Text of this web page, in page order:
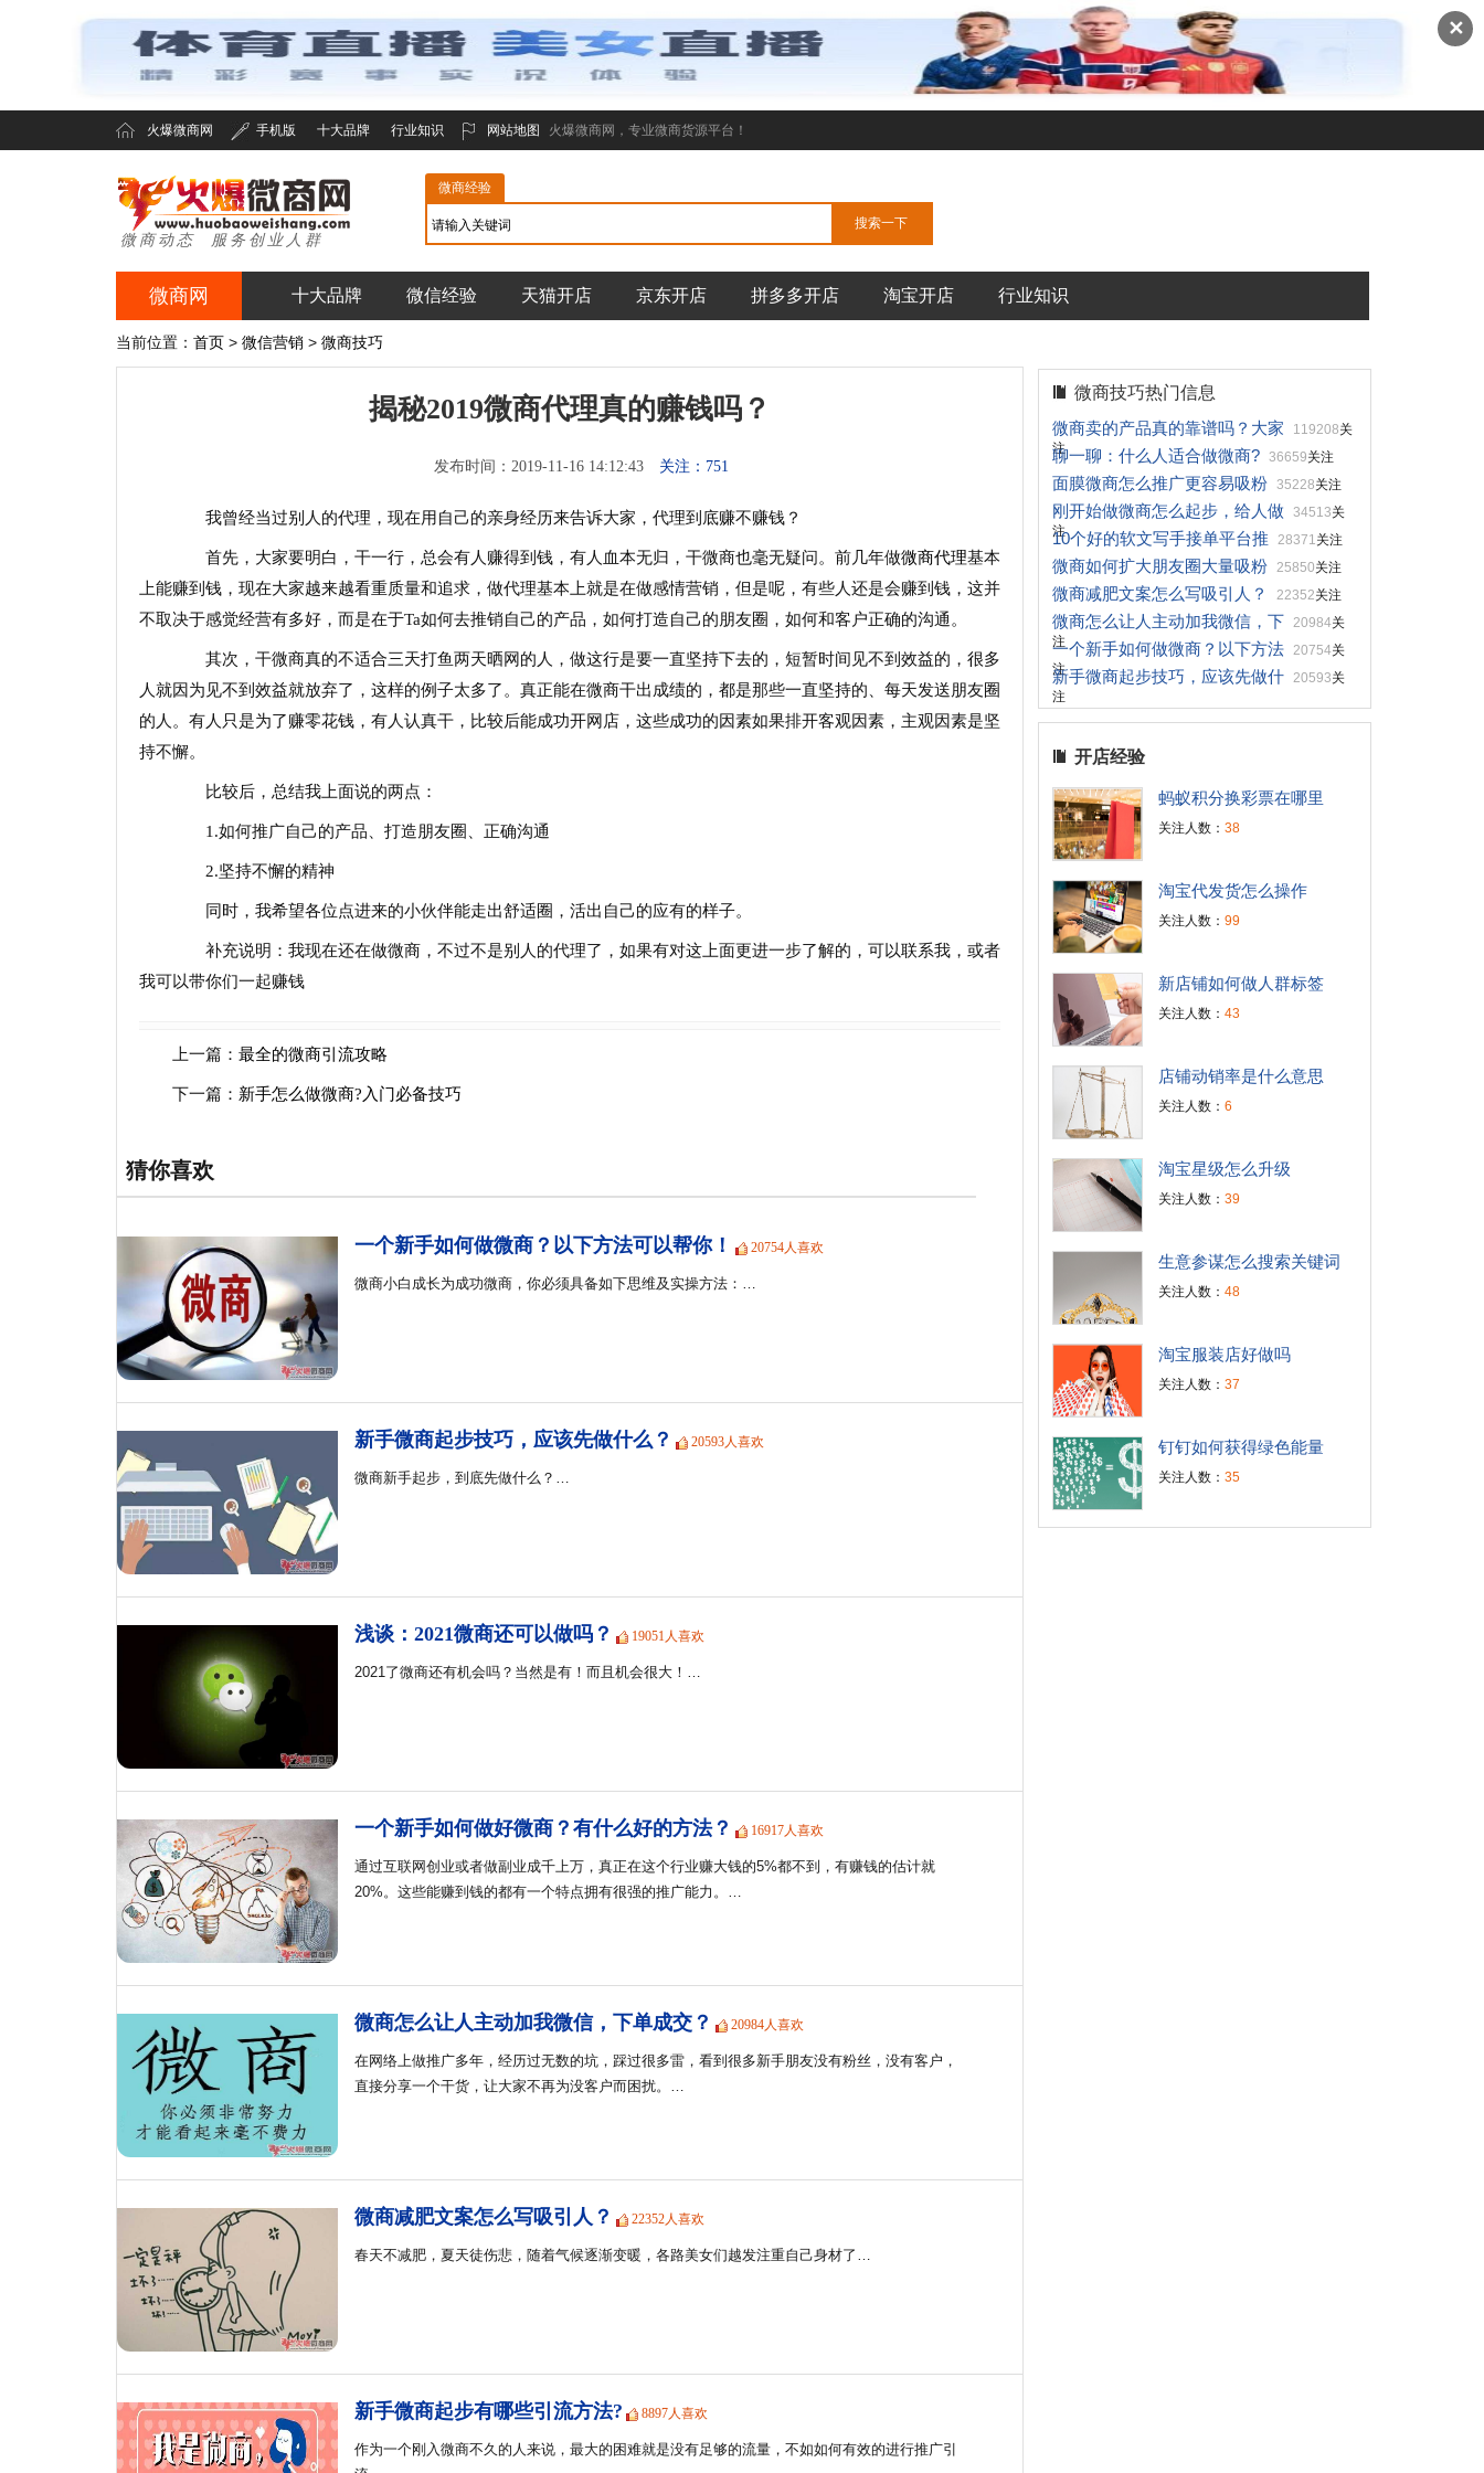
✕
火爆微商网 手机版 十大品牌 行业知识 网站地图 火爆微商网，专业微商货源平台！
火爆微商网
微商动态 服务创业人群
微商经验
微商网 十大品牌 微信经验 天猫开店 京东开店 拼多多开店 淘宝开店 行业知识
当前位置： 首页> 微信营销> 微商技巧
揭秘2019微商代理真的赚钱吗？
发布时间：2019-11-16 14:12:43 关注：751
我曾经当过别人的代理，现在用自己的亲身经历来告诉大家，代理到底赚不赚钱？
首先，大家要明白，干一行，总会有人赚得到钱，有人血本无归，干微商也毫无疑问。前几年做微商代理基本
上能赚到钱，现在大家越来越看重质量和追求，做代理基本上就是在做感情营销，但是呢，有些人还是会赚到钱，这并
不取决于感觉经营有多好，而是在于Ta如何去推销自己的产品，如何打造自己的朋友圈，如何和客户正确的沟通。
其次，干微商真的不适合三天打鱼两天晒网的人，做这行是要一直坚持下去的，短暂时间见不到效益的，很多
人就因为见不到效益就放弃了，这样的例子太多了。真正能在微商干出成绩的，都是那些一直坚持的、每天发送朋友圈
的人。有人只是为了赚零花钱，有人认真干，比较后能成功开网店，这些成功的因素如果排开客观因素，主观因素是坚
持不懈。
比较后，总结我上面说的两点：
1.如何推广自己的产品、打造朋友圈、正确沟通
2.坚持不懈的精神
同时，我希望各位点进来的小伙伴能走出舒适圈，活出自己的应有的样子。
补充说明：我现在还在做微商，不过不是别人的代理了，如果有对这上面更进一步了解的，可以联系我，或者
我可以带你们一起赚钱
上一篇： 最全的微商引流攻略
下一篇： 新手怎么做微商?入门必备技巧
猜你喜欢
一个新手如何做微商？以下方法可以帮你！ 20754人喜欢
微商小白成长为成功微商，你必须具备如下思维及实操方法：…
新手微商起步技巧，应该先做什么？ 20593人喜欢
微商新手起步，到底先做什么？…
浅谈：2021微商还可以做吗？ 19051人喜欢
2021了微商还有机会吗？当然是有！而且机会很大！…
一个新手如何做好微商？有什么好的方法？ 16917人喜欢
通过互联网创业或者做副业成千上万，真正在这个行业赚大钱的5%都不到，有赚钱的估计就
20%。这些能赚到钱的都有一个特点拥有很强的推广能力。…
微商怎么让人主动加我微信，下单成交？ 20984人喜欢
在网络上做推广多年，经历过无数的坑，踩过很多雷，看到很多新手朋友没有粉丝，没有客户，
直接分享一个干货，让大家不再为没客户而困扰。…
微商减肥文案怎么写吸引人？ 22352人喜欢
春天不减肥，夏天徒伤悲，随着气候逐渐变暖，各路美女们越发注重自己身材了…
新手微商起步有哪些引流方法? 8897人喜欢
作为一个刚入微商不久的人来说，最大的困难就是没有足够的流量，不如如何有效的进行推广引
微商技巧热门信息
微商卖的产品真的靠谱吗？大家
119208关
注
聊一聊：什么人适合做微商? 36659关注
面膜微商怎么推广更容易吸粉 35228关注
刚开始做微商怎么起步，给人做 34513关
注
10个好的软文写手接单平台推 28371关注
微商如何扩大朋友圈大量吸粉 25850关注
微商减肥文案怎么写吸引人？ 22352关注
微商怎么让人主动加我微信，下 20984关
注
一个新手如何做微商？以下方法 20754关
注
新手微商起步技巧，应该先做什 20593关
注
开店经验
蚂蚁积分换彩票在哪里
关注人数： 38
淘宝代发货怎么操作
关注人数： 99
新店铺如何做人群标签
关注人数： 43
店铺动销率是什么意思
关注人数： 6
淘宝星级怎么升级
关注人数： 39
生意参谋怎么搜索关键词
关注人数： 48
淘宝服装店好做吗
关注人数： 37
钉钉如何获得绿色能量
关注人数： 35